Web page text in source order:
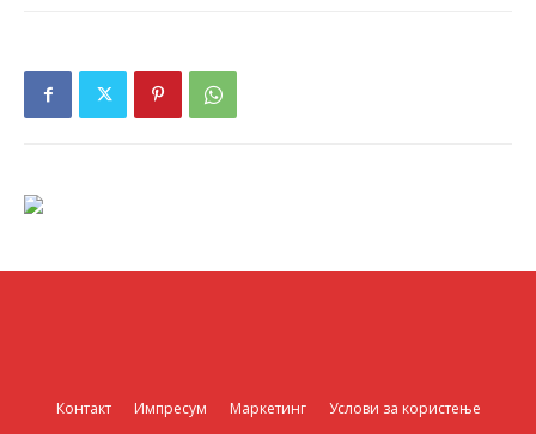
Контакт Импресум Маркетинг Услови за користење